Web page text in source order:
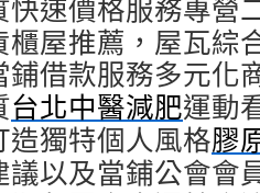
快速價格服務專營
櫃屋推薦，屋瓦綜
鋪借款服務多元化
台北中醫減肥運動
獨特個人風格膠
議以及當鋪公會會